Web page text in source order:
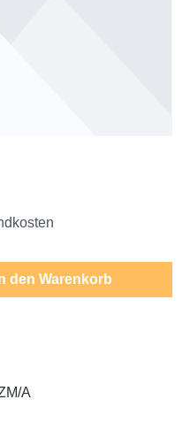
gewünschten
den Warenkorb
A